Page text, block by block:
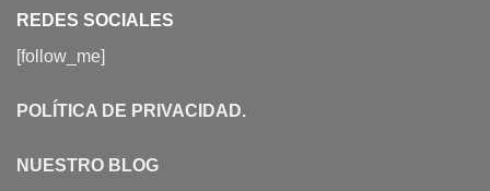
REDES SOCIALES
[follow_me]
POLÍTICA DE PRIVACIDAD.
NUESTRO BLOG